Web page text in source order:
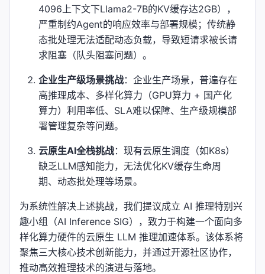
4096上下文下Llama2-7B的KV缓存达2GB），
严重制约Agent的响应效率与部署规模；传统静
态批处理无法适配动态负载，导致短请求被长请
求阻塞（队头阻塞问题）。
企业生产级场景挑战：企业生产场景，普遍存在
高推理成本、多样化算力（GPU算力 + 国产化
算力）利用率低、SLA难以保障、生产级规模部
署管理复杂等问题。
云原生AI全栈挑战：现有云原生调度（如K8s）
缺乏LLM感知能力，无法优化KV缓存生命周
期、动态批处理等场景。
为系统性解决上述挑战，我们提议成立 AI 推理特别兴
趣小组（AI Inference SIG），致力于构建一个面向多
样化算力硬件的云原生 LLM 推理加速体系。该体系将
聚焦三大核心技术创新能力，并通过开源社区协作，
推动高效推理技术的演进与落地。